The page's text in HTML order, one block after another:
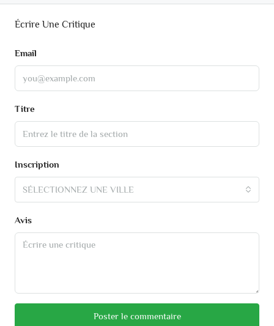
Écrire Une Critique
Email
Titre
Inscription
SÉLECTIONNEZ UNE VILLE
Avis
Poster le commentaire